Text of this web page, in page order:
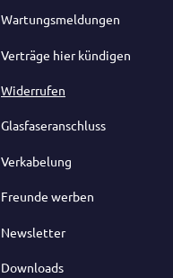
Wartungsmeldungen
Verträge hier kündigen
Widerrufen
Glasfaseranschluss
Verkabelung
Freunde werben
Newsletter
Downloads